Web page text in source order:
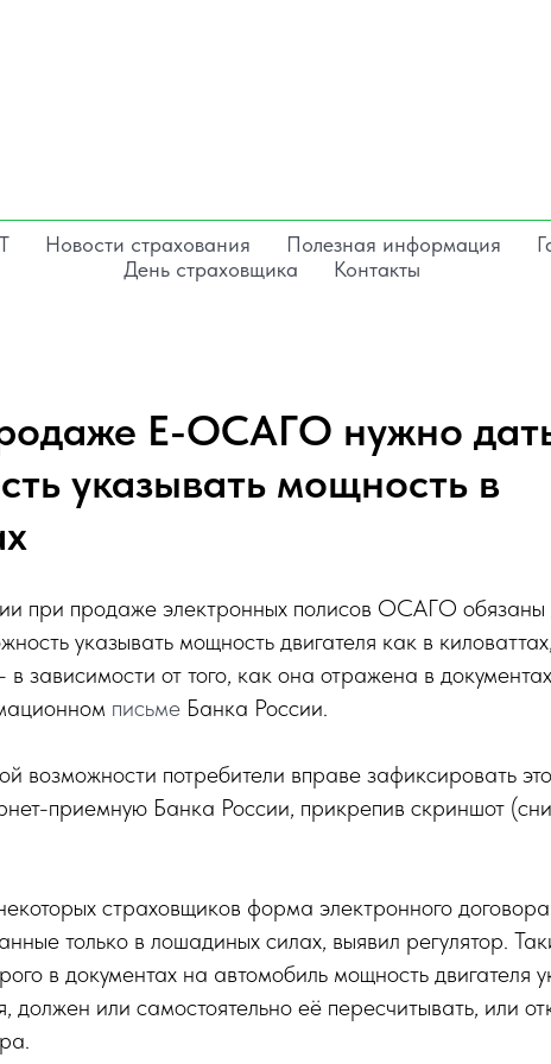
Новости страхования Полезная информация
День страховщика
Контакты
Е-ОСАГО нужно
указывать мощность в
при продаже электронных полисов ОСАГО обязаны
указывать мощность двигателя как в
зависимости от того, как она отражена в
письме Банка России.
возможности потребители вправе зафиксировать
приемную Банка России, прикрепив скриншот
страховщиков форма электронного
только в лошадиных силах, выявил регулятор.
в документах на автомобиль мощность двигателя
должен или самостоятельно её пересчитывать, или